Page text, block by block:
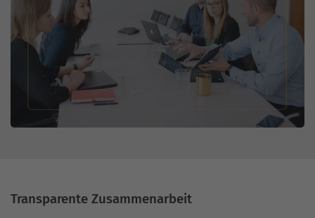
Transparente Zusammenarbeit